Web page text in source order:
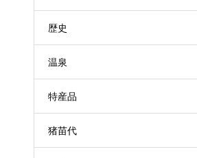
歴史
温泉
特産品
猪苗代